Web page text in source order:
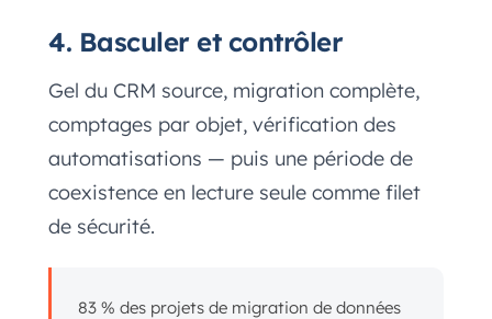
4. Basculer et contrôler
Gel du CRM source, migration complète,
comptages par objet, vérification des
automatisations — puis une période de
coexistence en lecture seule comme filet
de sécurité.
83 % des projets de migration de données